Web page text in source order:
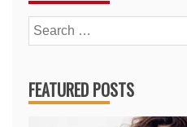
Search
for:
FEATURED POSTS